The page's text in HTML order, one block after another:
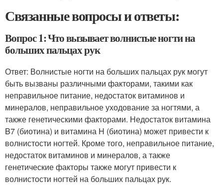
Связанные вопросы и ответы:
Вопрос 1: Что вызывает волнистые ногти на
больших пальцах рук
Ответ: Волнистые ногти на больших пальцах рук могут
быть вызваны различными факторами, такими как
неправильное питание, недостаток витаминов и
минералов, неправильное уходование за ногтями, а
также генетическими факторами. Недостаток витамина
B7 (биотина) и витамина H (биотина) может привести к
волнистости ногтей. Кроме того, неправильное питание,
недостаток витаминов и минералов, а также
генетические факторы также могут привести к
волнистости ногтей на больших пальцах рук.